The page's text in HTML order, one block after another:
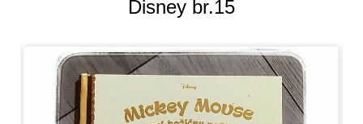
Disney br.15